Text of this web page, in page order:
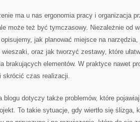
ma u nas ergonomia pracy i organizacja
może też być tymczasowy. Niezależnie od
opisujemy, jak planować miejsce na
oraz jak tworzyć zestawy, które
brakujących elementów. W praktyce nawet
skrócić czas realizacji.
blogu dotyczy także problemów, które
To takie sytuacje, gdy wiertło się ślizga,